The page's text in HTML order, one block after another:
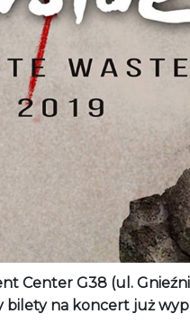
Center G38 (ul.
bilety na koncert już